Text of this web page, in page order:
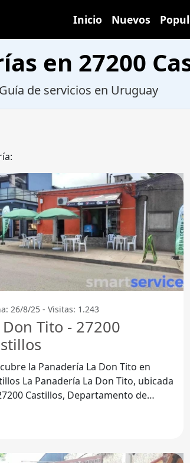
Inicio Nuevos
en 27200
Guía de servicios en Uruguay
26/8/25 - Visitas: 1.243
Don Tito - 27200
la Panadería La Don Tito en
La Don Tito, ubicada
Castillos, Departamento de